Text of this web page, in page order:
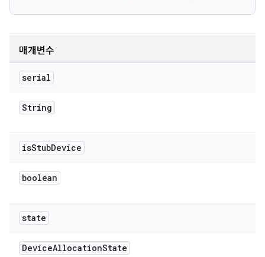
매개변수
serial
String
isStubDevice
boolean
state
DeviceAllocationState